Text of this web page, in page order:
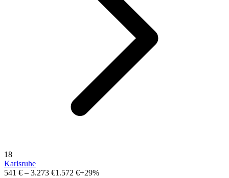
18
Karlsruhe
541 € – 3.273 €1.572 €+29%